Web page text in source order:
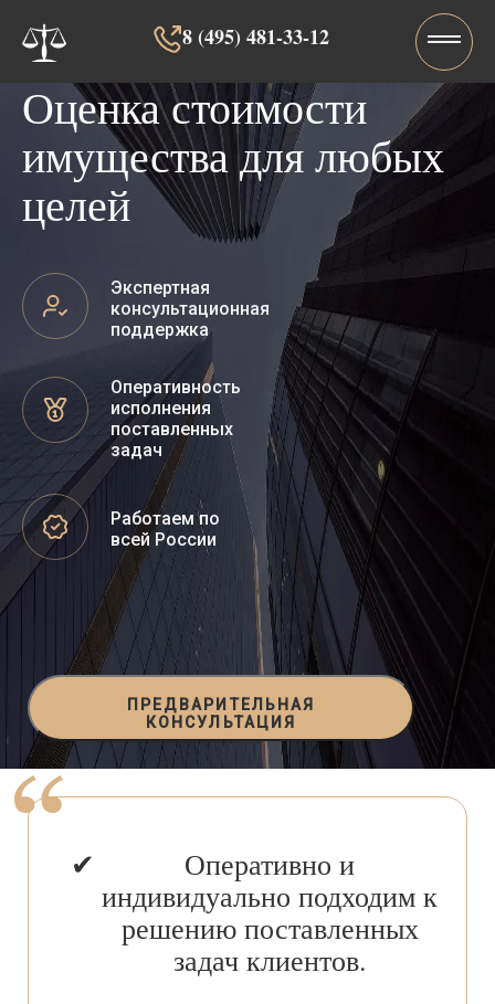
8 (495) 481-33-12‬‬
Оценка стоимости
имущества для любых
целей
Экспертная
консультационная
поддержка
Оперативность
исполнения
поставленных
задач
Работаем по
всей России
ПРЕДВАРИТЕЛЬНАЯ
КОНСУЛЬТАЦИЯ
Оперативно и
индивидуально подходим к
решению поставленных
задач клиентов.